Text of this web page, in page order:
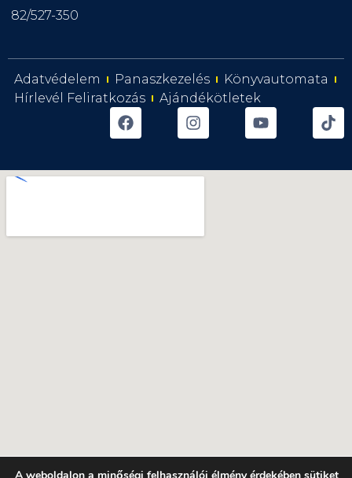
82/527-350
Adatvédelem Panaszkezelés
Könyvautomata
Hírlevél Feliratkozás
Ajándékötletek